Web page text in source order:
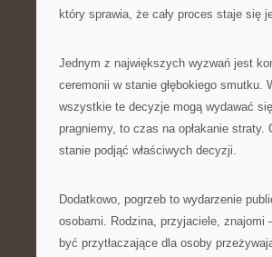
który sprawia, że cały proces staje się
Jednym z największych wyzwań jest
ceremonii w stanie głębokiego smutku.
wszystkie te decyzje mogą wydawać
pragniemy, to czas na opłakanie
stanie podjąć właściwych decyzji.
Dodatkowo, pogrzeb to wydarzenie
osobami. Rodzina, przyjaciele,
być przytłaczające dla osoby